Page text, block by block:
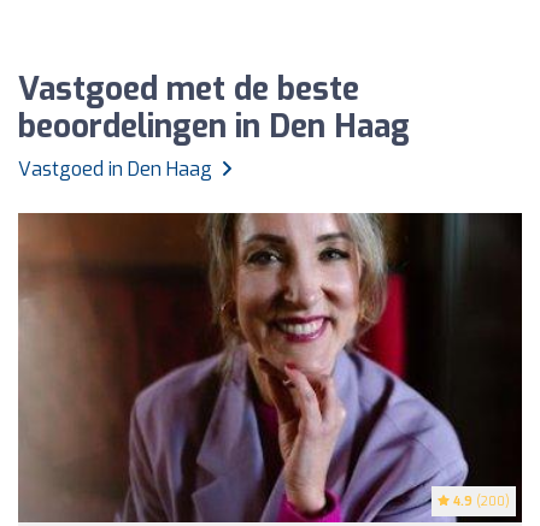
Vastgoed met de beste
beoordelingen in Den Haag
Vastgoed in Den Haag
4.9 (200)